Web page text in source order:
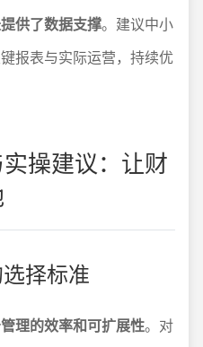
供了数据支撑。建议中小
报表与实际运营，持续优
操建议：让财
择标准
理的效率和可扩展性。对